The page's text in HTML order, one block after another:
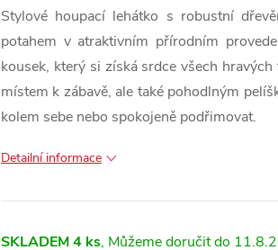
Stylové houpací lehátko s robustní
potahem v atraktivním přírodním
kousek, který si získá srdce všech
místem k zábavě, ale také pohodlným
kolem sebe nebo spokojeně podřimovat.
Detailní informace
SKLADEM4 ks